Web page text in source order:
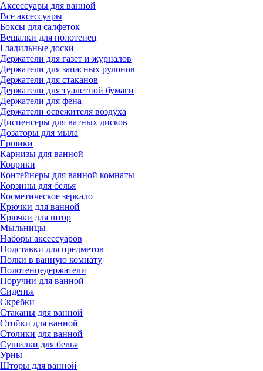
Аксессуары для ванной
Все аксессуары
Боксы для салфеток
Вешалки для полотенец
Гладильные доски
Держатели для газет и журналов
Держатели для запасных рулонов
Держатели для стаканов
Держатели для туалетной бумаги
Держатели для фена
Держатели освежителя воздуха
Диспенсеры для ватных дисков
Дозаторы для мыла
Ершики
Карнизы для ванной
Коврики
Контейнеры для ванной комнаты
Корзины для белья
Косметическое зеркало
Крючки для ванной
Крючки для штор
Мыльницы
Наборы аксессуаров
Подставки для предметов
Полки в ванную комнату
Полотенцедержатели
Поручни для ванной
Сиденья
Скребки
Стаканы для ванной
Стойки для ванной
Столики для ванной
Сушилки для белья
Урны
Шторы для ванной